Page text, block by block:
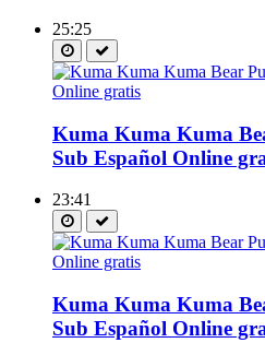
25:25
Kuma Kuma Kuma
Sub Español Online
23:41
Kuma Kuma Kuma
Sub Español Online